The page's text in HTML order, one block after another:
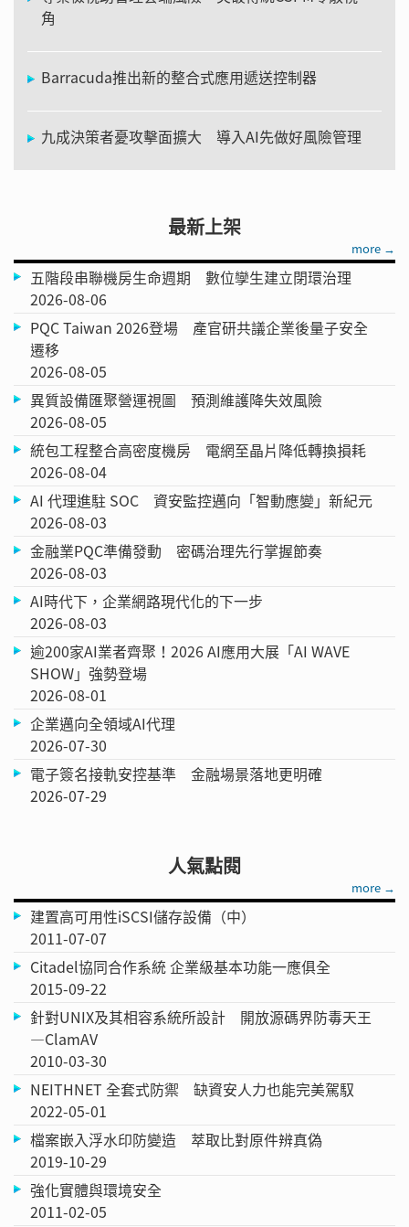
角
Barracuda推出新的整合式應用遞送控制器
九成決策者憂攻擊面擴大 導入AI先做好風險管理
最新上架
more →
五階段串聯機房生命週期 數位孿生建立閉環治理
2026-08-06
PQC Taiwan 2026登場 產官研共議企業後量子安全
遷移
2026-08-05
異質設備匯聚營運視圖 預測維護降失效風險
2026-08-05
統包工程整合高密度機房 電網至晶片降低轉換損耗
2026-08-04
AI 代理進駐 SOC 資安監控邁向「智動應變」新紀元
2026-08-03
金融業PQC準備發動 密碼治理先行掌握節奏
2026-08-03
AI時代下，企業網路現代化的下一步
2026-08-03
逾200家AI業者齊聚！2026 AI應用大展「AI WAVE
SHOW」強勢登場
2026-08-01
企業邁向全領域AI代理
2026-07-30
電子簽名接軌安控基準 金融場景落地更明確
2026-07-29
人氣點閱
more →
建置高可用性iSCSI儲存設備（中）
2011-07-07
Citadel協同合作系統 企業級基本功能一應俱全
2015-09-22
針對UNIX及其相容系統所設計 開放源碼界防毒天王
—ClamAV
2010-03-30
NEITHNET 全套式防禦 缺資安人力也能完美駕馭
2022-05-01
檔案嵌入浮水印防變造 萃取比對原件辨真偽
2019-10-29
強化實體與環境安全
2011-02-05